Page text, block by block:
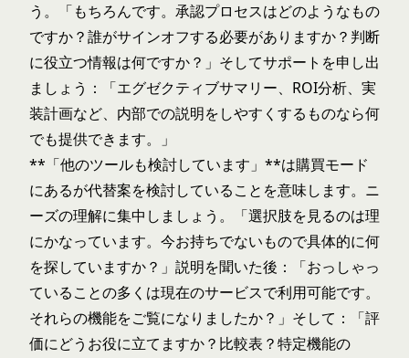
う。「もちろんです。承認プロセスはどのようなもの
ですか？誰がサインオフする必要がありますか？判断
に役立つ情報は何ですか？」そしてサポートを申し出
ましょう：「エグゼクティブサマリー、ROI分析、実
装計画など、内部での説明をしやすくするものなら何
でも提供できます。」
**「他のツールも検討しています」**は購買モード
にあるが代替案を検討していることを意味します。ニ
ーズの理解に集中しましょう。「選択肢を見るのは理
にかなっています。今お持ちでないもので具体的に何
を探していますか？」説明を聞いた後：「おっしゃっ
ていることの多くは現在のサービスで利用可能です。
それらの機能をご覧になりましたか？」そして：「評
価にどうお役に立てますか？比較表？特定機能の